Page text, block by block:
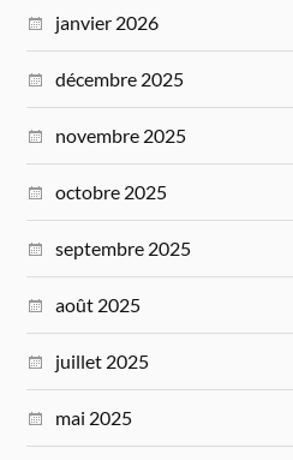
janvier 2026
décembre 2025
novembre 2025
octobre 2025
septembre 2025
août 2025
juillet 2025
mai 2025